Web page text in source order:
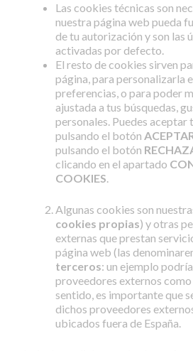
Las cookies técnicas son
nuestra página web pueda
de tu autorización y son las
activadas por defecto.
El resto de cookies sirven
página, para personalizarla
preferencias, o para poder
ajustada a tus búsquedas,
personales. Puedes aceptar
pulsando el botón
pulsando el botón
clicando en el apartado
COOKIES.
Algunas cookies son
cookies propias) y otras
externas que prestan
página web (las
terceros: un ejemplo
proveedores externos como
sentido, es importante que
dichos proveedores
ubicados fuera de España.